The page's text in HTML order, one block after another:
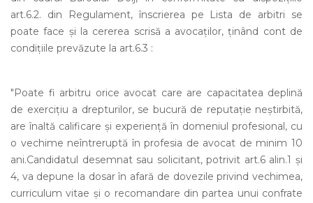
art.6.2. din Regulament, înscrierea pe Lista de arbitri se
poate face și la cererea scrisă a avocaților, ținând cont de
condițiile prevăzute la art.6.3 :
"Poate fi arbitru orice avocat care are capacitatea deplină
de exercițiu a drepturilor, se bucură de reputație neștirbită,
are înaltă calificare și experiență în domeniul profesional, cu
o vechime neîntreruptă în profesia de avocat de minim 10
ani.Candidatul desemnat sau solicitant, potrivit art.6 alin.1 și
4, va depune la dosar în afară de dovezile privind vechimea,
curriculum vitae și o recomandare din partea unui confrate